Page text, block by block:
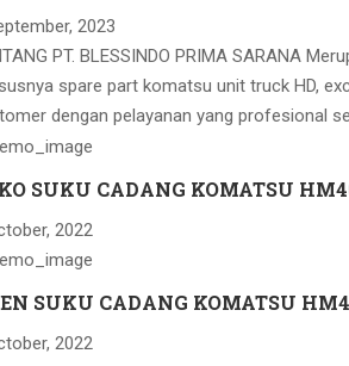
2023
PT. BLESSINDO PRIMA SARANA
spare part komatsu unit truck HD,
dengan pelayanan yang profesional
SUKU CADANG KOMATSU
2022
SUKU CADANG KOMATSU
2022